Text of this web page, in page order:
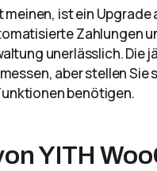
ist ein
Zahlungen
unerlässlich. Die
aber stellen
benötigen.
YITH